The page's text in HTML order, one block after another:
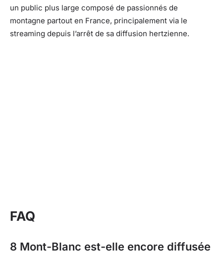
un public plus large composé de passionnés de
montagne partout en France, principalement via le
streaming depuis l’arrêt de sa diffusion hertzienne.
FAQ
8 Mont-Blanc est-elle encore diffusée